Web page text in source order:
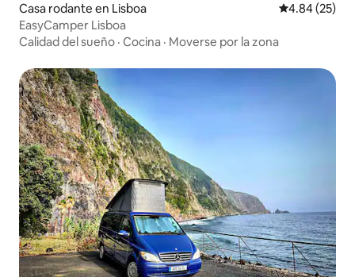
Casa rodante en Lisboa Calificación
4.84 (25)
EasyCamper Lisboa
Calidad del sueño · Cocina · Moverse por la zona